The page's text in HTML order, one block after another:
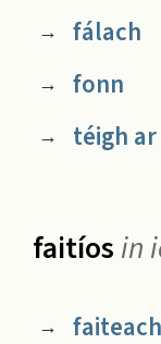
→ fálach
→ fonn
→ téigh ar
faitíos in
→ faiteach